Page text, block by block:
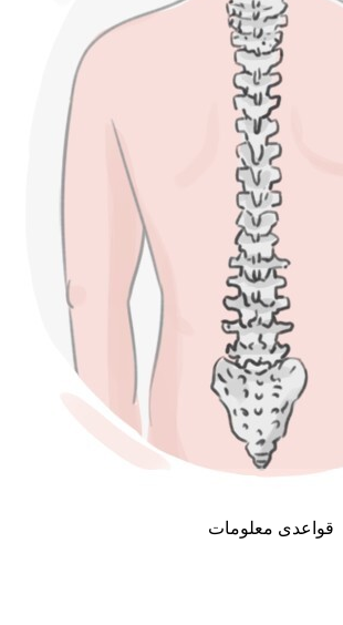
قواعدی معلومات